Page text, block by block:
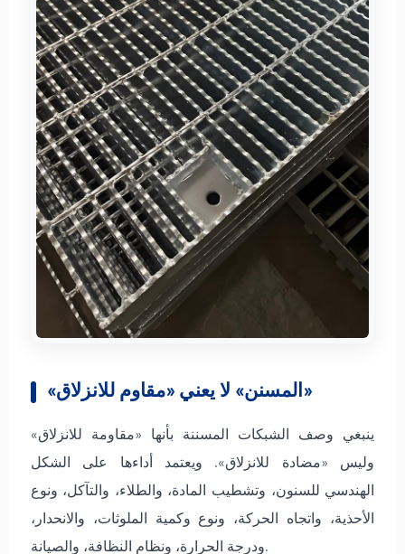
«المسنن» لا يعني «مقاوم للانزلاق»
ينبغي وصف الشبكات المسننة بأنها «مقاومة للانزلاق»
وليس «مضادة للانزلاق». ويعتمد أداءها على الشكل
الهندسي للسنون، وتشطيب المادة، والطلاء، والتآكل، ونوع
الأحذية، واتجاه الحركة، ونوع وكمية الملوثات، والانحدار،
ودرجة الحرارة، ونظام النظافة، والصيانة.